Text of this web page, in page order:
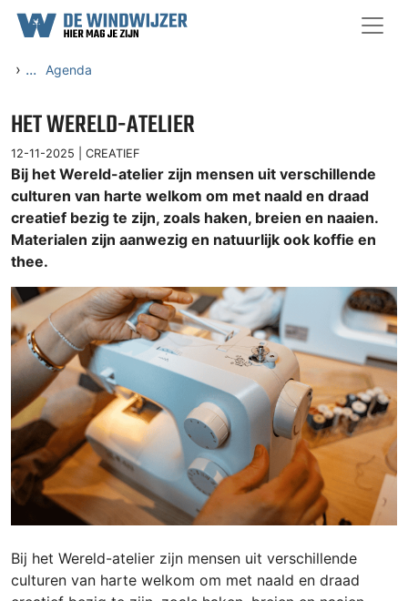
Ga naar content
› ... Agenda
HET WERELD-ATELIER
12-11-2025 | CREATIEF
Bij het Wereld-atelier zijn mensen uit verschillende
culturen van harte welkom om met naald en draad
creatief bezig te zijn, zoals haken, breien en naaien.
Materialen zijn aanwezig en natuurlijk ook koffie en
thee.
Bij het Wereld-atelier zijn mensen uit verschillende
culturen van harte welkom om met naald en draad